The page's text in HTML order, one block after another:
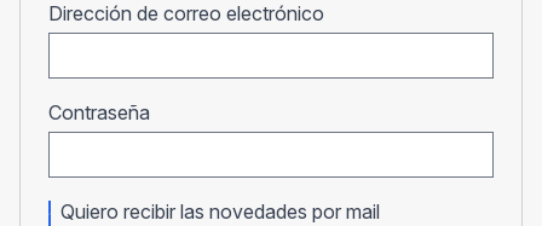
Dirección de correo electrónico
Contraseña
Quiero recibir las novedades por mail